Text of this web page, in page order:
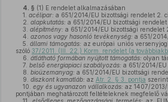
4. § (1) E rendelet alkalmazásában
1. acélipar: a 651/2014/EU bizottsági rendelet 2.
2. alapkutatás: a 651/2014/EU bizottsági
3. alépítmény: a 651/2014/EU bizottsági rendelet
4. azonos vagy hasonló tevékenység: a 651/
5.
állami támogatás: az európai uniós
szóló 37/2011. (III. 22.) Korm. rendelet (a
6. átlátható formában nyújtott támogatás: olyan
7. belső energiapiaci szabályozás: a 651/2014/
8. bioüzemanyag: a 651/2014/EU bizottsági
9. diszkont kamatláb: az Atr. 2. § 3. pontja
10. egy és ugyanazon vállalkozás: az 1407/
pontjában meghatározott feltételeknek megfelelő